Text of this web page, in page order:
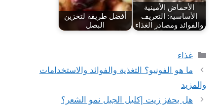
الأحماض الأمينية
الأساسية: التعريف
والفوائد ومصادر الغذاء
أفضل طريقة لتخزين
البصل
التصنيفات
غذاء
ما هو الفونيو؟ التغذية والفوائد والاستخدامات
والمزيد
هل يحفز زيت إكليل الجبل نمو الشعر؟